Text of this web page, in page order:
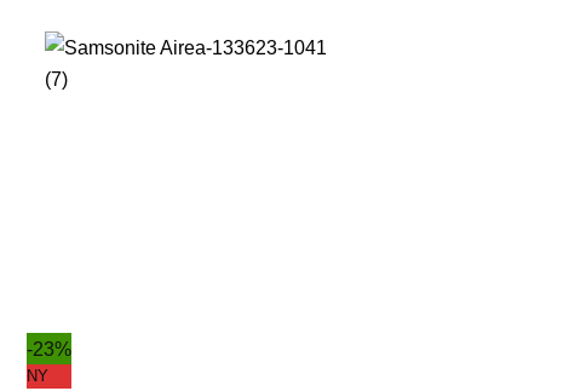
-23%
NY